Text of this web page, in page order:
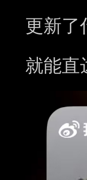
更新了
就能直